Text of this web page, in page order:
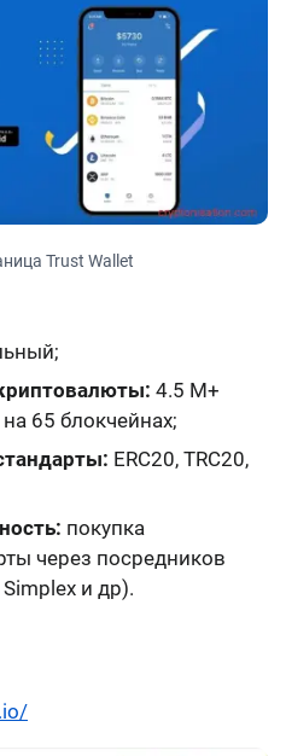
Trust Wallet
4.5 M+
65 блокчейнах;
ERC20, TRC20,
покупка
через посредников
и др).